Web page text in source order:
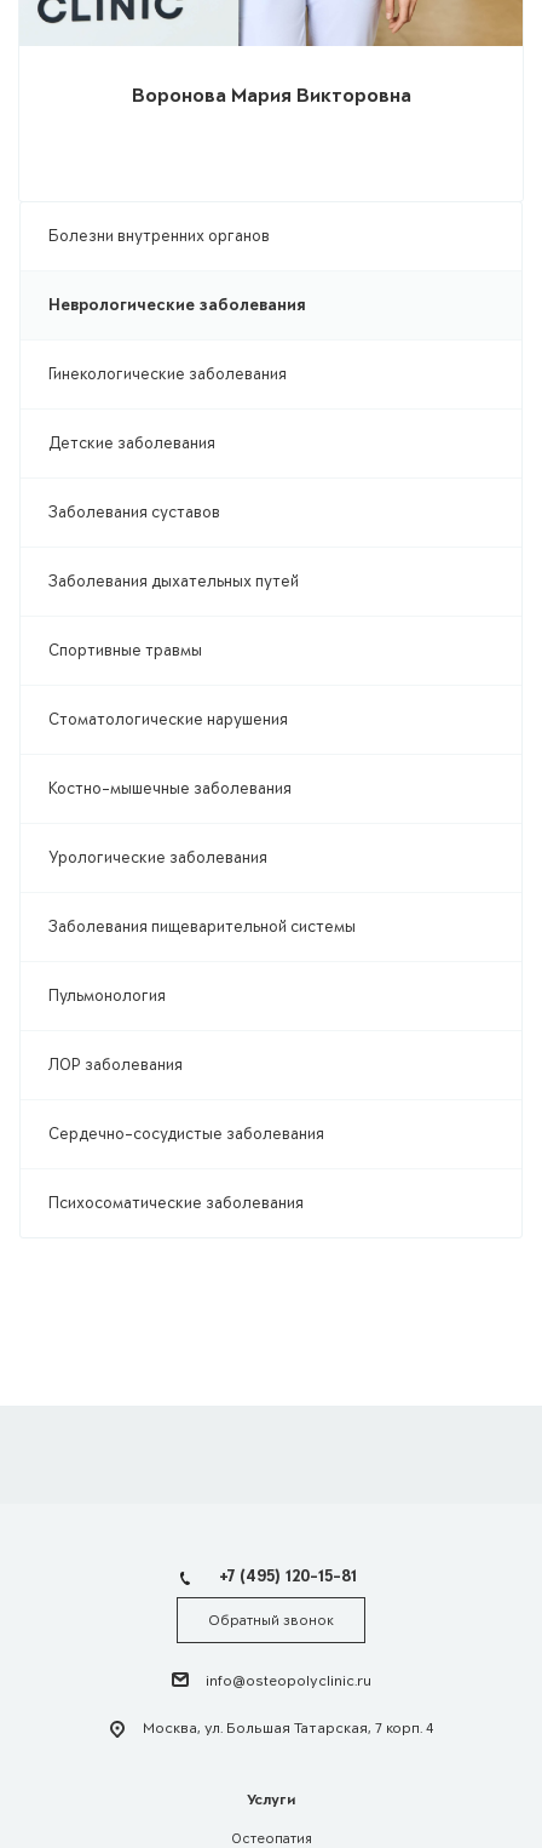
Воронова Мария Викторовна
Болезни внутренних органов
Неврологические заболевания
Гинекологические заболевания
Детские заболевания
Заболевания суставов
Заболевания дыхательных путей
Спортивные травмы
Стоматологические нарушения
Костно-мышечные заболевания
Урологические заболевания
Заболевания пищеварительной системы
Пульмонология
ЛОР заболевания
Сердечно-сосудистые заболевания
Психосоматические заболевания
+7 (495) 120-15-81
Обратный звонок
info@osteopolyclinic.ru
Москва, ул. Большая Татарская, 7 корп. 4
Услуги
Остеопатия